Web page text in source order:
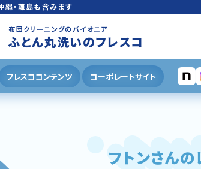
縄・離島も含みます
布団クリーニングのパイオニア
ふとん丸洗いのフレスコ
フレスココンテンツ コーポレートサイト
フトンさんの